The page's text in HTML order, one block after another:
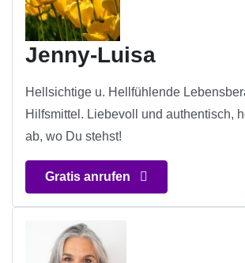
Jenny-Luisa
Hellsichtige u. Hellfühlende
Hilfsmittel. Liebevoll und authentisch,
ab, wo Du stehst!
Gratis anrufen